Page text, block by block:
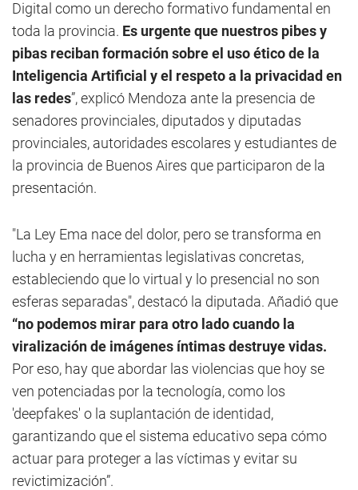
Digital como un derecho formativo fundamental en
toda la provincia. Es urgente que nuestros pibes y
pibas reciban formación sobre el uso ético de la
Inteligencia Artificial y el respeto a la privacidad en
las redes”, explicó Mendoza ante la presencia de
senadores provinciales, diputados y diputadas
provinciales, autoridades escolares y estudiantes de
la provincia de Buenos Aires que participaron de la
presentación.
"La Ley Ema nace del dolor, pero se transforma en
lucha y en herramientas legislativas concretas,
estableciendo que lo virtual y lo presencial no son
esferas separadas", destacó la diputada. Añadió que
“no podemos mirar para otro lado cuando la
viralización de imágenes íntimas destruye vidas.
Por eso, hay que abordar las violencias que hoy se
ven potenciadas por la tecnología, como los
'deepfakes' o la suplantación de identidad,
garantizando que el sistema educativo sepa cómo
actuar para proteger a las víctimas y evitar su
revictimización”.